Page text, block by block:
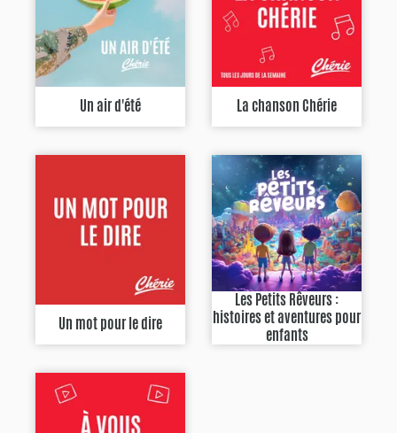
Un air d'été La chanson Chérie
Un mot pour le dire
Les Petits Rêveurs :
histoires et aventures pour
enfants